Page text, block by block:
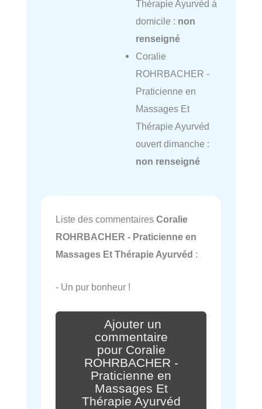
Thérapie Ayurvéd à
domicile : non
renseigné
Coralie
ROHRBACHER -
Praticienne en
Massages Et
Thérapie Ayurvéd
ouvert dimanche :
non renseigné
Liste des commentaires Coralie
ROHRBACHER - Praticienne en
Massages Et Thérapie Ayurvéd :
- Un pur bonheur !
Ajouter un
commentaire
pour Coralie
ROHRBACHER -
Praticienne en
Massages Et
Thérapie Ayurvéd